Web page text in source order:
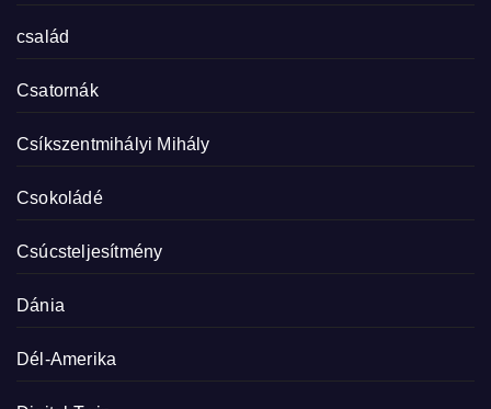
család
Csatornák
Csíkszentmihályi Mihály
Csokoládé
Csúcsteljesítmény
Dánia
Dél-Amerika